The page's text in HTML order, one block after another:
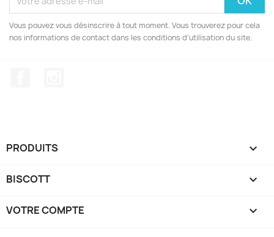
Vous pouvez vous désinscrire à tout moment. Vous trouverez pour cela
nos informations de contact dans les conditions d'utilisation du site.
PRODUITS 
BISCOTT 
VOTRE COMPTE 